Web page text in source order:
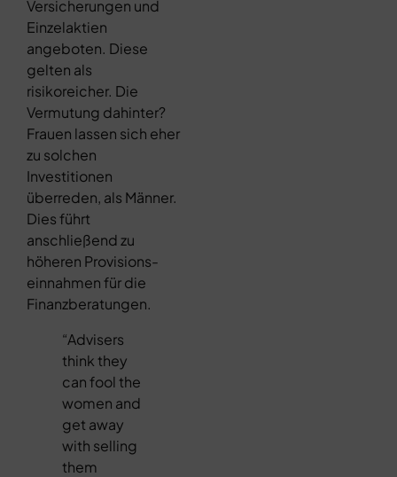
Versicherungen und
Einzelaktien
angeboten. Diese
gelten als
risikoreicher. Die
Vermutung dahinter?
Frauen lassen sich eher
zu solchen
Investitionen
überreden, als Männer.
Dies führt
anschließend zu
höheren Provisions-
einnahmen für die
Finanzberatungen.
“Advisers
think they
can fool the
women and
get away
with selling
them